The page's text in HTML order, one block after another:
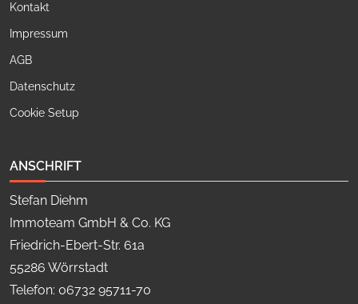
Kontakt
Impressum
AGB
Datenschutz
Cookie Setup
ANSCHRIFT
Stefan Diehm
Immoteam GmbH & Co. KG
Friedrich-Ebert-Str. 61a
55286 Wörrstadt
Telefon: 06732 95711-70